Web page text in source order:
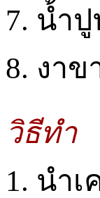
7. น้ำปู
8. งา
วิธีทำ
1. นำ